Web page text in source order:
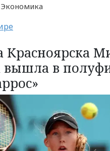
Экономика
Красноярска
вышла в